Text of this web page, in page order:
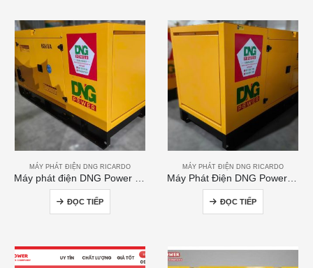
MÁY PHÁT ĐIỆN DNG RICARDO
ĐỌC TIẾP
MÁY PHÁT ĐIỆN DNG RICARDO
ĐỌC TIẾP